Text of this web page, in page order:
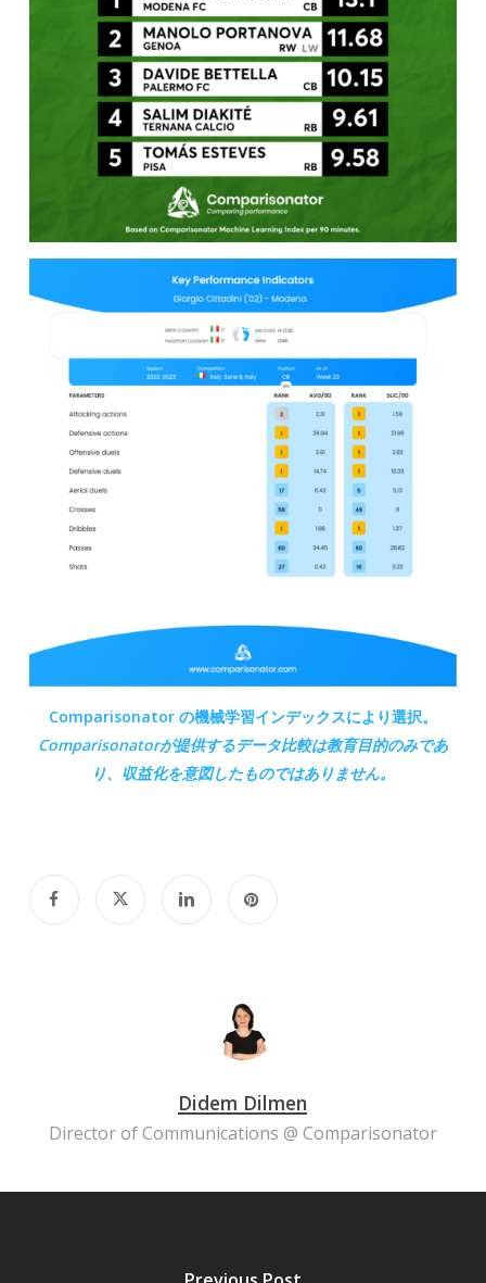
Comparisonator の機械学習インデックスにより選択。
Comparisonatorが提供するデータ比較は教育目的のみであ
り、収益化を意図したものではありません。
Didem Dilmen
Director of Communications @ Comparisonator